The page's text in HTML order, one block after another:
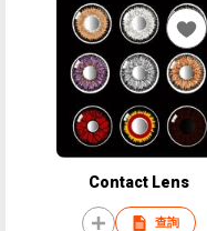
Contact Lens
查詢